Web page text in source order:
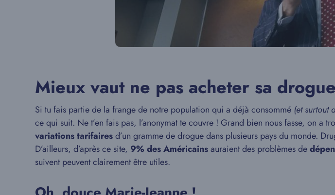
Mieux vaut ne pas acheter sa
Si tu fais partie de la frange de notre population qui a déjà consommé (et surtout
ce qui suit. Ne t’en fais pas, l’anonymat te couvre ! Grand bien nous fasse, on a
variations tarifairesd’un gramme de drogue dans plusieurs pays du monde.
D’ailleurs, d’après ce site, 9% des Américainsauraient des problèmes de
suivent peuvent clairement être utiles.